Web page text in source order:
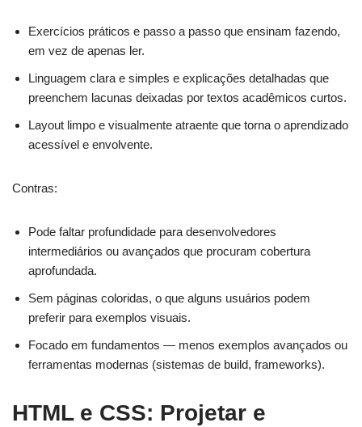
Exercícios práticos e passo a passo que ensinam fazendo,
em vez de apenas ler.
Linguagem clara e simples e explicações detalhadas que
preenchem lacunas deixadas por textos acadêmicos curtos.
Layout limpo e visualmente atraente que torna o aprendizado
acessível e envolvente.
Contras:
Pode faltar profundidade para desenvolvedores
intermediários ou avançados que procuram cobertura
aprofundada.
Sem páginas coloridas, o que alguns usuários podem
preferir para exemplos visuais.
Focado em fundamentos — menos exemplos avançados ou
ferramentas modernas (sistemas de build, frameworks).
HTML e CSS: Projetar e